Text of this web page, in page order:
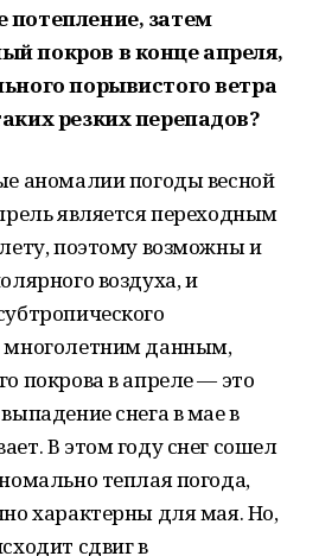
затем
покров в конце апреля,
порывистого ветра
резких перепадов?
аномалии погоды весной
является переходным
поэтому возможны и
воздуха, и
многолетним данным,
покрова в апреле — это
снега в мае в
В этом году снег сошел
теплая погода,
характерны для мая. Но,
сдвиг в